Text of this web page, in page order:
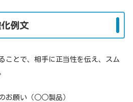
例文
ことで、相手に正当性を伝え、スム
お願い（○○製品）